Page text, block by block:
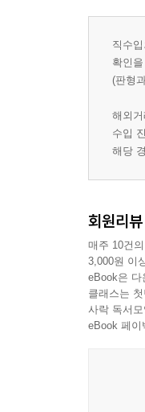
직수
확인
(판형
해외
수입
해당
회원리뷰
매주 10건
3,000원 이
eBook은 다
클래스는
사락 독서
eBook 페이